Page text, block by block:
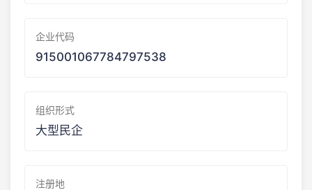
企业代码
915001067784797538
组织形式
大型民企
注册地